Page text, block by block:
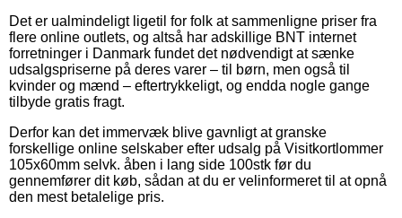
Det er ualmindeligt ligetil for folk at sammenligne priser fra
flere online outlets, og altså har adskillige BNT internet
forretninger i Danmark fundet det nødvendigt at sænke
udsalgspriserne på deres varer – til børn, men også til
kvinder og mænd – eftertrykkeligt, og endda nogle gange
tilbyde gratis fragt.
Derfor kan det immervæk blive gavnligt at granske
forskellige online selskaber efter udsalg på Visitkortlommer
105x60mm selvk. åben i lang side 100stk før du
gennemfører dit køb, sådan at du er velinformeret til at opnå
den mest betalelige pris.